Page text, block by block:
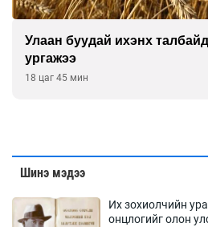
Улаан буудай ихэнх
ургажээ
18 цаг 45 мин
Шинэ мэдээ
Их зохиолчийн
онцлогийг олон